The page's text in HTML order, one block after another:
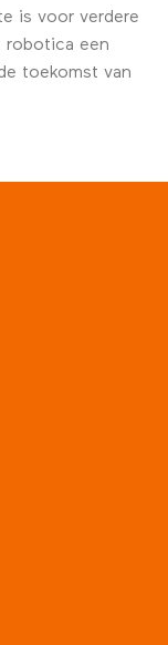
is voor verdere
robotica een
toekomst van